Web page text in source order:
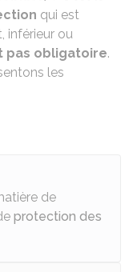
qui est
inférieur ou
pas obligatoire.
les
de
protection des